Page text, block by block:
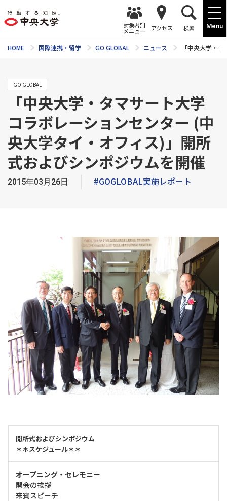
Menu
対象者別
メニュー アクセス 検索
HOME 国際連携・留学 GO GLOBAL ニュース 「中央大学・
GO GLOBAL
「中央大学・タマサート大学
コラボレーションセンター (中
央大学タイ・オフィス)」開所
式およびシンポジウムを開催
2015年03月26日 #GOGLOBAL実施レポート
開所式およびシンポジウム
＊＊スケジュール＊＊
オープニング・セレモニー
開会の挨拶
来賓スピーチ